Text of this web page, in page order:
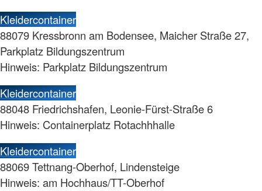
Kleidercontainer
88079 Kressbronn am Bodensee, Maicher Straße 27,
Parkplatz Bildungszentrum
Hinweis: Parkplatz Bildungszentrum
Kleidercontainer
88048 Friedrichshafen, Leonie-Fürst-Straße 6
Hinweis: Containerplatz Rotachhhalle
Kleidercontainer
88069 Tettnang-Oberhof, Lindensteige
Hinweis: am Hochhaus/TT-Oberhof